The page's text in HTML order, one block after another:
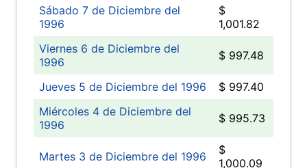
Sábado 7 de Diciembre del
1996
$
1,001.82
Viernes 6 de Diciembre del
1996
$ 997.48
Jueves 5 de Diciembre del 1996
$ 997.40
Miércoles 4 de Diciembre del
1996
$ 995.73
Martes 3 de Diciembre del 1996
$
1,000.09